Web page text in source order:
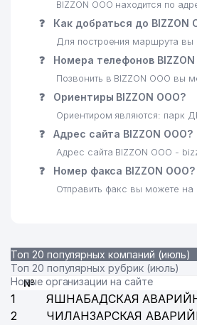
24 ЭЛЕКТРТАРМОККУРИЛИШ
CRONOS GROUP ООО
DIAMOND TOURS ООО
27 РЕСПУБЛИКАНСКИЙ
28
ТАШКЕНТСКОЕ
ОБЪЕДИНЕНИЕ
29 ART VITRAJ ООО
32 JET'AIME CLASSIC ЧП
33 VET-PROFI ООО
ТАШЭЛЕКТРОНИК ООО
BIZZON ООО находится по
❓ Как добраться до BIZZON
Для построения маршрута вы
❓ Номера телефонов
Позвонить в BIZZON ООО вы
❓ Ориентиры BIZZON ООО?
Ориентиром являются: парк
❓ Адрес сайта BIZZON ООО?
Адрес сайта BIZZON ООО -
❓ Номер факса BIZZON ООО?
Отправить факс вы можете на
Топ 20 популярных компаний (июль)
Топ 20 популярных рубрик (июль)
Новые организации на сайте
№
1 ЯШНАБАДСКАЯ
2
ЧИЛАНЗАРСКАЯ